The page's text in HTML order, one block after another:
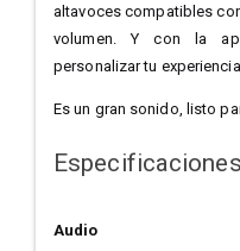
altavoces compatibles
volumen. Y con la
personalizar tu
Es un gran sonido, listo
Especificaciones
Audio